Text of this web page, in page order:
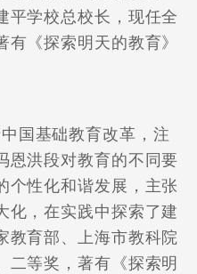
平学校总校长，现任全
《探索明天的教育》
基础教育改革，注
恩洪段对教育的不同要
个性化和谐发展，主张
化，在实践中探索了建
教育部、上海市教科院
二等奖，著有《探索明